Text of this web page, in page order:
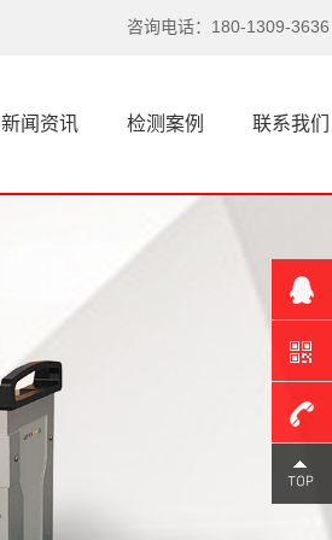
咨询电话：180-1309-3636
新闻资讯 检测案例 联系我们
180-